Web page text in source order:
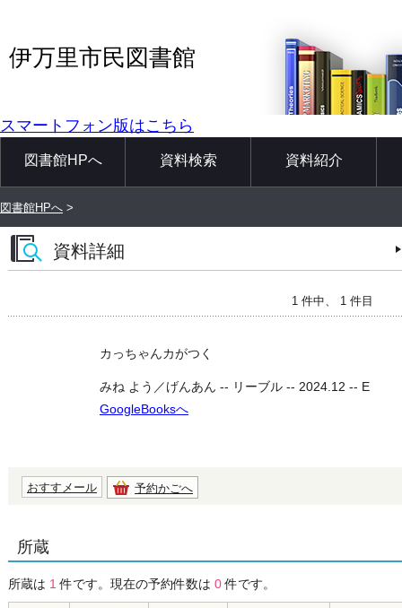
伊万里市民図書館
スマートフォン版はこちら
図書館HPへ 資料検索 資料紹介
図書館HPへ >
資料詳細
1 件中、 1 件目
カっちゃんカがつく
みね よう／げんあん -- リーブル -- 2024.12 -- E
GoogleBooksへ
おすすメール 予約かごへ
所蔵
所蔵は 1 件です。現在の予約件数は 0件です。